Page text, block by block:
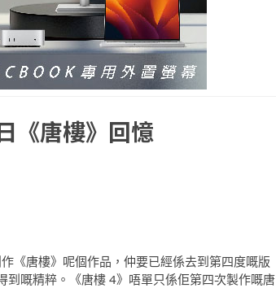
《唐樓》回憶
《唐樓》呢個作品，仲要已經係去到第四度嘅版
嘅精粹。《唐樓 4》唔單只係佢第四次製作嘅唐